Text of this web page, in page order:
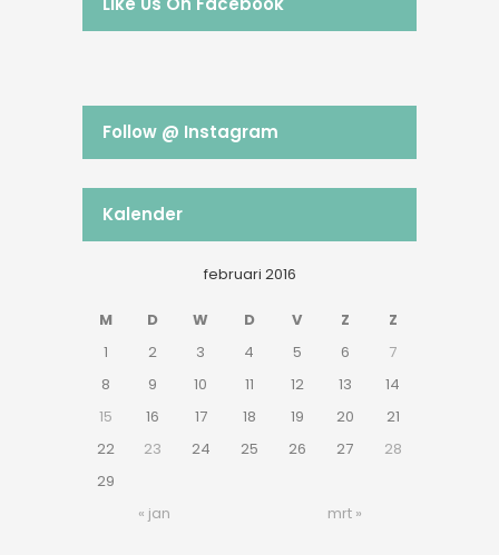
Follow @ Instagram
Kalender
februari 2016
M D W D V Z Z
« jan mrt »
1 2 3 4 5 6
7
8
9 10 11 12 13
14
15
16 17 18 19 20
21
22
23 24 25 26 27
28
29